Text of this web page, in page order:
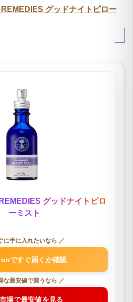
グッドナイトピロー
グッドナイトピロ
ーミスト
に手に入れたいなら ／
ですぐ届くか確認
な最安値で買うなら ／
場で最安値を見る